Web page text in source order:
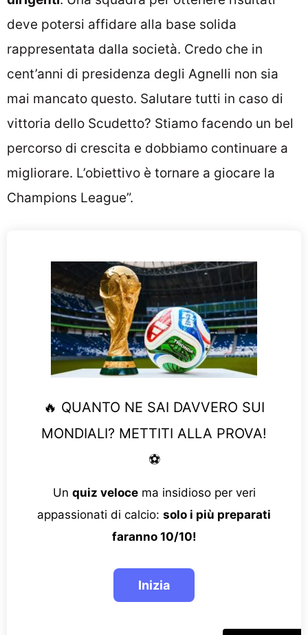
deve potersi affidare alla base solida
rappresentata dalla società. Credo che in
cent’anni di presidenza degli Agnelli non sia
mai mancato questo. Salutare tutti in caso di
vittoria dello Scudetto? Stiamo facendo un bel
percorso di crescita e dobbiamo continuare a
migliorare. L’obiettivo è tornare a giocare la
Champions League”.
🔥 QUANTO NE SAI DAVVERO SUI
MONDIALI? METTITI ALLA PROVA!
⚽
Un quiz velocema insidioso per veri
appassionati di calcio: solo i più preparati
faranno 10/10!